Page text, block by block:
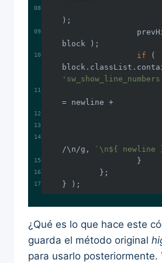
if (
= newline +
/\n/g , `\n${ newline
} );
¿Qué es lo que hace este
guarda el método original
para usarlo posteriormente.